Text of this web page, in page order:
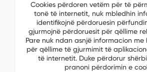
Cookies përdoren vetëm për të
tonë të internetit, nuk mbledhin
identifikojnë përdoruesin
gjurmojnë përdoruesit për qëllime
Pare nuk ndan asnjë informacion
për qëllime të gjurmimit të
të internetit. Duke përdorur
pranoni përdorimin e